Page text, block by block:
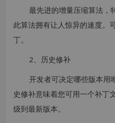
最先进的增量压缩算法，
此算法拥有让人惊异的速度。
丁。
2、历史修补
开发者可决定哪些版本用
史修补意味着您可用一个补丁
级到最新版本。